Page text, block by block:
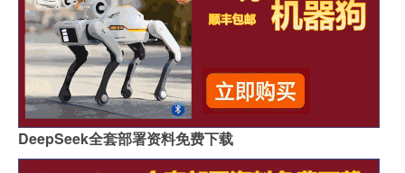
DeepSeek全套部署资料免费下载